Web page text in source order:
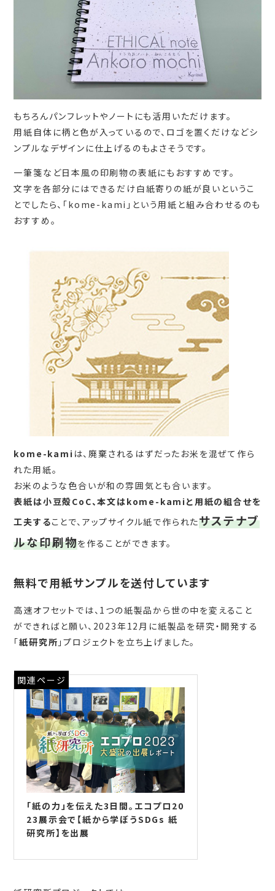
もちろんパンフレットやノートにも活用いただけます。
用紙自体に柄と色が入っているので、ロゴを置くだけなどシ
ンプルなデザインに仕上げるのもよさそうです。
一筆箋など日本風の印刷物の表紙にもおすすめです。
文字を各部分にはできるだけ白紙寄りの紙が良いというこ
とでしたら、「kome-kami」という用紙と組み合わせるのも
おすすめ。
kome-kami は、廃棄されるはずだったお米を混ぜて作ら
れた用紙。
お米のような色合いが和の雰囲気とも合います。
表紙は小豆殻CoC、本文はkome-kamiと用紙の組合せを
工夫することで、アップサイクル紙で作られたサステナブ
ルな印刷物を作ることができます。
無料で用紙サンプルを送付しています
高速オフセットでは、1つの紙製品から世の中を変えること
ができればと願い、2023年12月に紙製品を研究・開発する
「紙研究所 」プロジェクトを立ち上げました。
関連ページ
「紙の力」を伝えた3日間。エコプロ20
23展示会で【紙から学ぼうSDGs 紙
研究所】を出展